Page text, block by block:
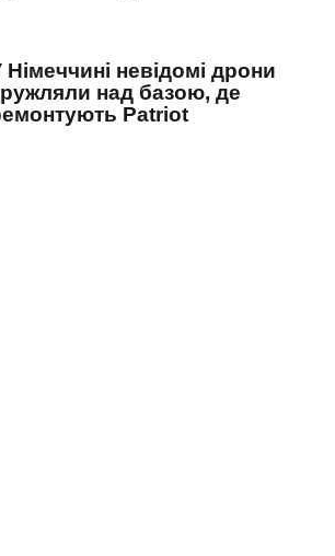
Німеччині невідомі дрони
над базою, де
Patriot